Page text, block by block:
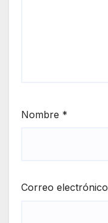
Nombre *
Correo electrónico